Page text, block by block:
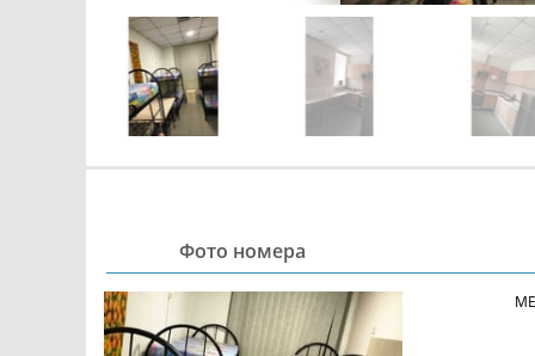
Фото номера